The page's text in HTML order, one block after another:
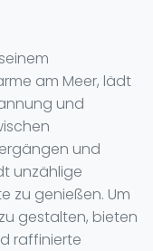
am Meer, lädt
und
und
unzählige
zu genießen. Um
gestalten, bieten
raffinierte